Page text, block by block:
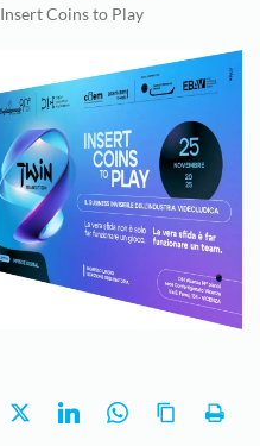
Insert Coins to Play